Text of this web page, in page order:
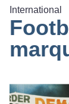
International